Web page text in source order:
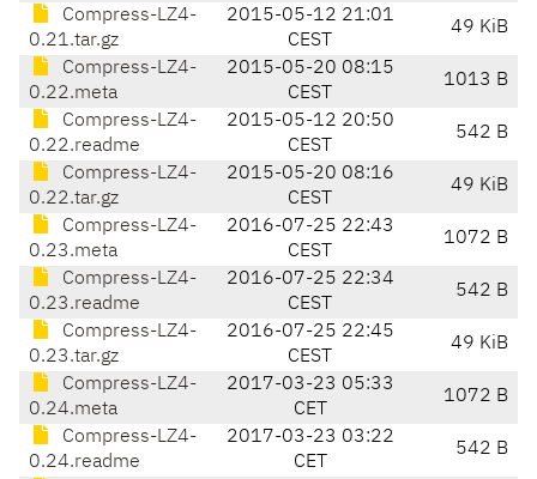
Compress-LZ4-
0.21.tar.gz
2015-05-12 21:01
CEST
49 KiB
Compress-LZ4-
0.22.meta
2015-05-20 08:15
CEST
1013 B
Compress-LZ4-
0.22.readme
2015-05-12 20:50
CEST
542 B
Compress-LZ4-
0.22.tar.gz
2015-05-20 08:16
CEST
49 KiB
Compress-LZ4-
0.23.meta
2016-07-25 22:43
CEST
1072 B
Compress-LZ4-
0.23.readme
2016-07-25 22:34
CEST
542 B
Compress-LZ4-
0.23.tar.gz
2016-07-25 22:45
CEST
49 KiB
Compress-LZ4-
0.24.meta
2017-03-23 05:33
CET
1072 B
Compress-LZ4-
0.24.readme
2017-03-23 03:22
CET
542 B